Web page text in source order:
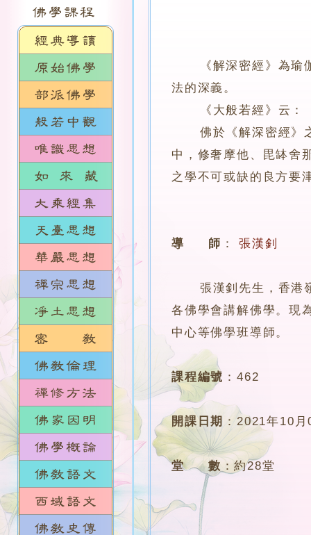
《解深密經》為
法的深義。
《大般若經》云：「
佛於《解深密經》之
中，修奢摩他、毘缽舍
之學不可或缺的良方要
導 師 ： 張漢釗
張漢釗先生，香港嶺
各佛學會講解佛學。現
中心等佛學班導師。
課程編號 ：462
開課日期 ：2021年10月
堂 數 ：約28堂